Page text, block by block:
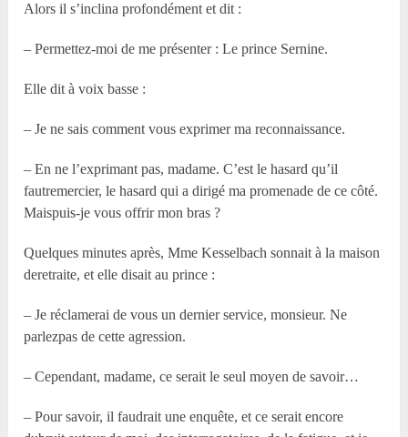
Alors il s’inclina profondément et dit :
– Permettez-moi de me présenter : Le prince Sernine.
Elle dit à voix basse :
– Je ne sais comment vous exprimer ma reconnaissance.
– En ne l’exprimant pas, madame. C’est le hasard qu’il
fautremercier, le hasard qui a dirigé ma promenade de ce côté.
Maispuis-je vous offrir mon bras ?
Quelques minutes après, Mme Kesselbach sonnait à la maison
deretraite, et elle disait au prince :
– Je réclamerai de vous un dernier service, monsieur. Ne
parlezpas de cette agression.
– Cependant, madame, ce serait le seul moyen de savoir…
– Pour savoir, il faudrait une enquête, et ce serait encore